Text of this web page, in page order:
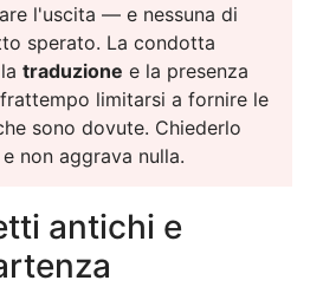
l'uscita — e nessuna di
sperato. La condotta
traduzione e la presenza
limitarsi a fornire le
sono dovute. Chiederlo
non aggrava nulla.
antichi e